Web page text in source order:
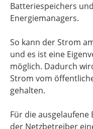
Batteriespeichers
Energiemanagers.
So kann der Strom
und es ist eine
möglich. Dadurch
Strom vom
gehalten.
Für die
der Netzbetreiber